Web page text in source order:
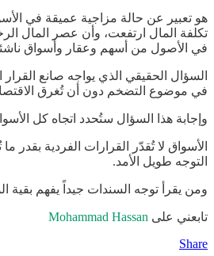
هو تعبير عن حالة مزاجية عميقة في
تكلفة المال ارتفعت، وأن عصر المال
في الأصول من أسهم وعقار وأسواق
السؤال الحقيقي الذي يواجه صانع القرار
في موضوع التضخم دون أن تُغرق
وإجابة هذا السؤال ستُحدد اتجاه كل
الأسواق لا تُقدّر القرارات الفردية بقدر
التوجه طويل الأمد.
ومن يقرأ توجه السندات جيداً يفهم بقية
تابعني على Mohammad Hassan
Share